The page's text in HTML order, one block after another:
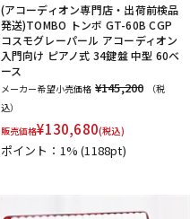
(アコーディオン専門店・出荷前検品
発送)TOMBO トンボ GT-60B CGP
コスモグレーパール アコーディオン
入門向け ピアノ式 34鍵盤 中型 60ベ
ース
メーカー希望小売価格 ¥145,200
（税
込）
販売価格¥130,680(税込)
ポイント：1%(1188pt)